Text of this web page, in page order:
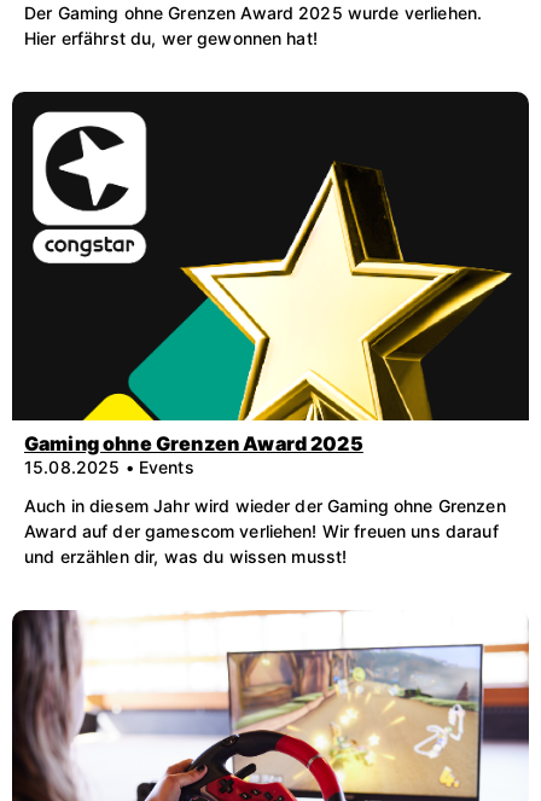
Der Gaming ohne Grenzen Award 2025 wurde verliehen.
Hier erfährst du, wer gewonnen hat!
Gaming ohne Grenzen Award 2025
15.08.2025 • Events
Auch in diesem Jahr wird wieder der Gaming ohne Grenzen
Award auf der gamescom verliehen! Wir freuen uns darauf
und erzählen dir, was du wissen musst!